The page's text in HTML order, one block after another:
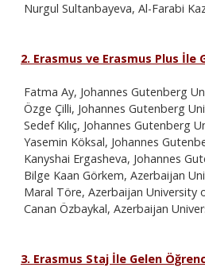
Nurgul Sultanbayeva, Al-Farabi
2. Erasmus ve Erasmus Plus İle
Fatma Ay, Johannes Gutenberg
Özge Çilli, Johannes Gutenberg
Sedef Kılıç, Johannes Gutenberg
Yasemin Köksal, Johannes
Kanyshai Ergasheva, Johannes
Bilge Kaan Görkem, Azerbaijan
Maral Töre, Azerbaijan University
Canan Özbaykal, Azerbaijan
3. Erasmus Staj İle Gelen